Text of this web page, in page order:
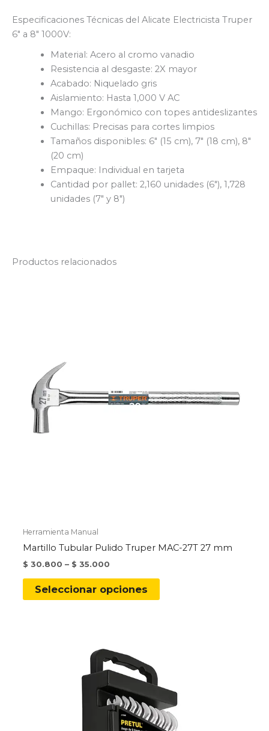
Especificaciones Técnicas del Alicate Electricista Truper
6″ a 8″ 1000V:
Material: Acero al cromo vanadio
Resistencia al desgaste: 2X mayor
Acabado: Niquelado gris
Aislamiento: Hasta 1,000 V AC
Mango: Ergonómico con topes antideslizantes
Cuchillas: Precisas para cortes limpios
Tamaños disponibles: 6″ (15 cm), 7″ (18 cm), 8″
(20 cm)
Empaque: Individual en tarjeta
Cantidad por pallet: 2,160 unidades (6″), 1,728
unidades (7″ y 8″)
Productos relacionados
Herramienta Manual
Martillo Tubular Pulido Truper MAC-27T 27 mm
$ 30.800 – $ 35.000
Seleccionar opciones
Este
pueden
elegir
en